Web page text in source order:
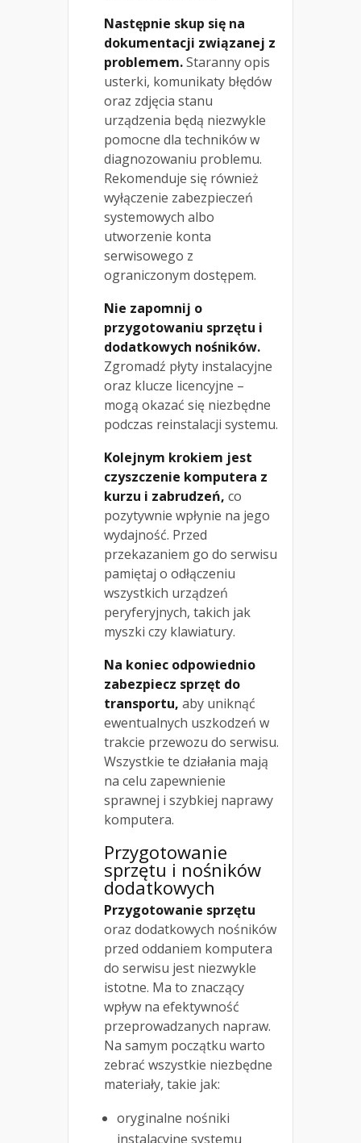
Następnie skup się na
dokumentacji związanej z
problemem.Staranny opis
usterki, komunikaty błędów
oraz zdjęcia stanu
urządzenia będą niezwykle
pomocne dla techników w
diagnozowaniu problemu.
Rekomenduje się również
wyłączenie zabezpieczeń
systemowych albo
utworzenie konta
serwisowego z
ograniczonym dostępem.
Nie zapomnij o
przygotowaniu sprzętu i
dodatkowych nośników.
Zgromadź płyty instalacyjne
oraz klucze licencyjne –
mogą okazać się niezbędne
podczas reinstalacji systemu.
Kolejnym krokiem jest
czyszczenie komputera z
kurzu i zabrudzeń, co
pozytywnie wpłynie na jego
wydajność. Przed
przekazaniem go do serwisu
pamiętaj o odłączeniu
wszystkich urządzeń
peryferyjnych, takich jak
myszki czy klawiatury.
Na koniec odpowiednio
zabezpiecz sprzęt do
transportu, aby uniknąć
ewentualnych uszkodzeń w
trakcie przewozu do serwisu.
Wszystkie te działania mają
na celu zapewnienie
sprawnej i szybkiej naprawy
komputera.
Przygotowanie
sprzętu i nośników
dodatkowych
Przygotowanie sprzętu
oraz dodatkowych nośników
przed oddaniem komputera
do serwisu jest niezwykle
istotne. Ma to znaczący
wpływ na efektywność
przeprowadzanych napraw.
Na samym początku warto
zebrać wszystkie niezbędne
materiały, takie jak:
oryginalne nośniki
instalacyjne systemu